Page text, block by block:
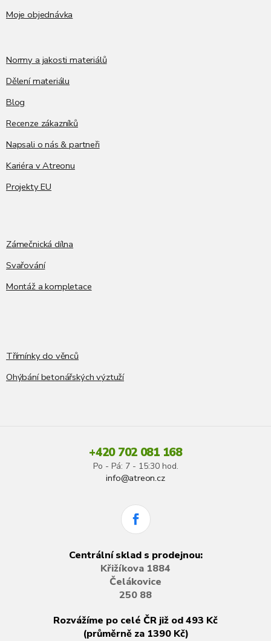
Moje objednávka
Normy a jakosti materiálů
Dělení materiálu
Blog
Recenze zákazníků
Napsali o nás & partneři
Kariéra v Atreonu
Projekty EU
Zámečnická dílna
Svařování
Montáž a kompletace
Třímínky do věnců
Ohýbání betonářských výztuží
+420 702 081 168
Po - Pá: 7 - 15:30 hod.
info@atreon.cz
Centrální sklad s prodejnou:
Křižíkova 1884
Čelákovice
250 88
Rozvážíme po celé ČR již od 493 Kč
(průměrně za 1390 Kč)